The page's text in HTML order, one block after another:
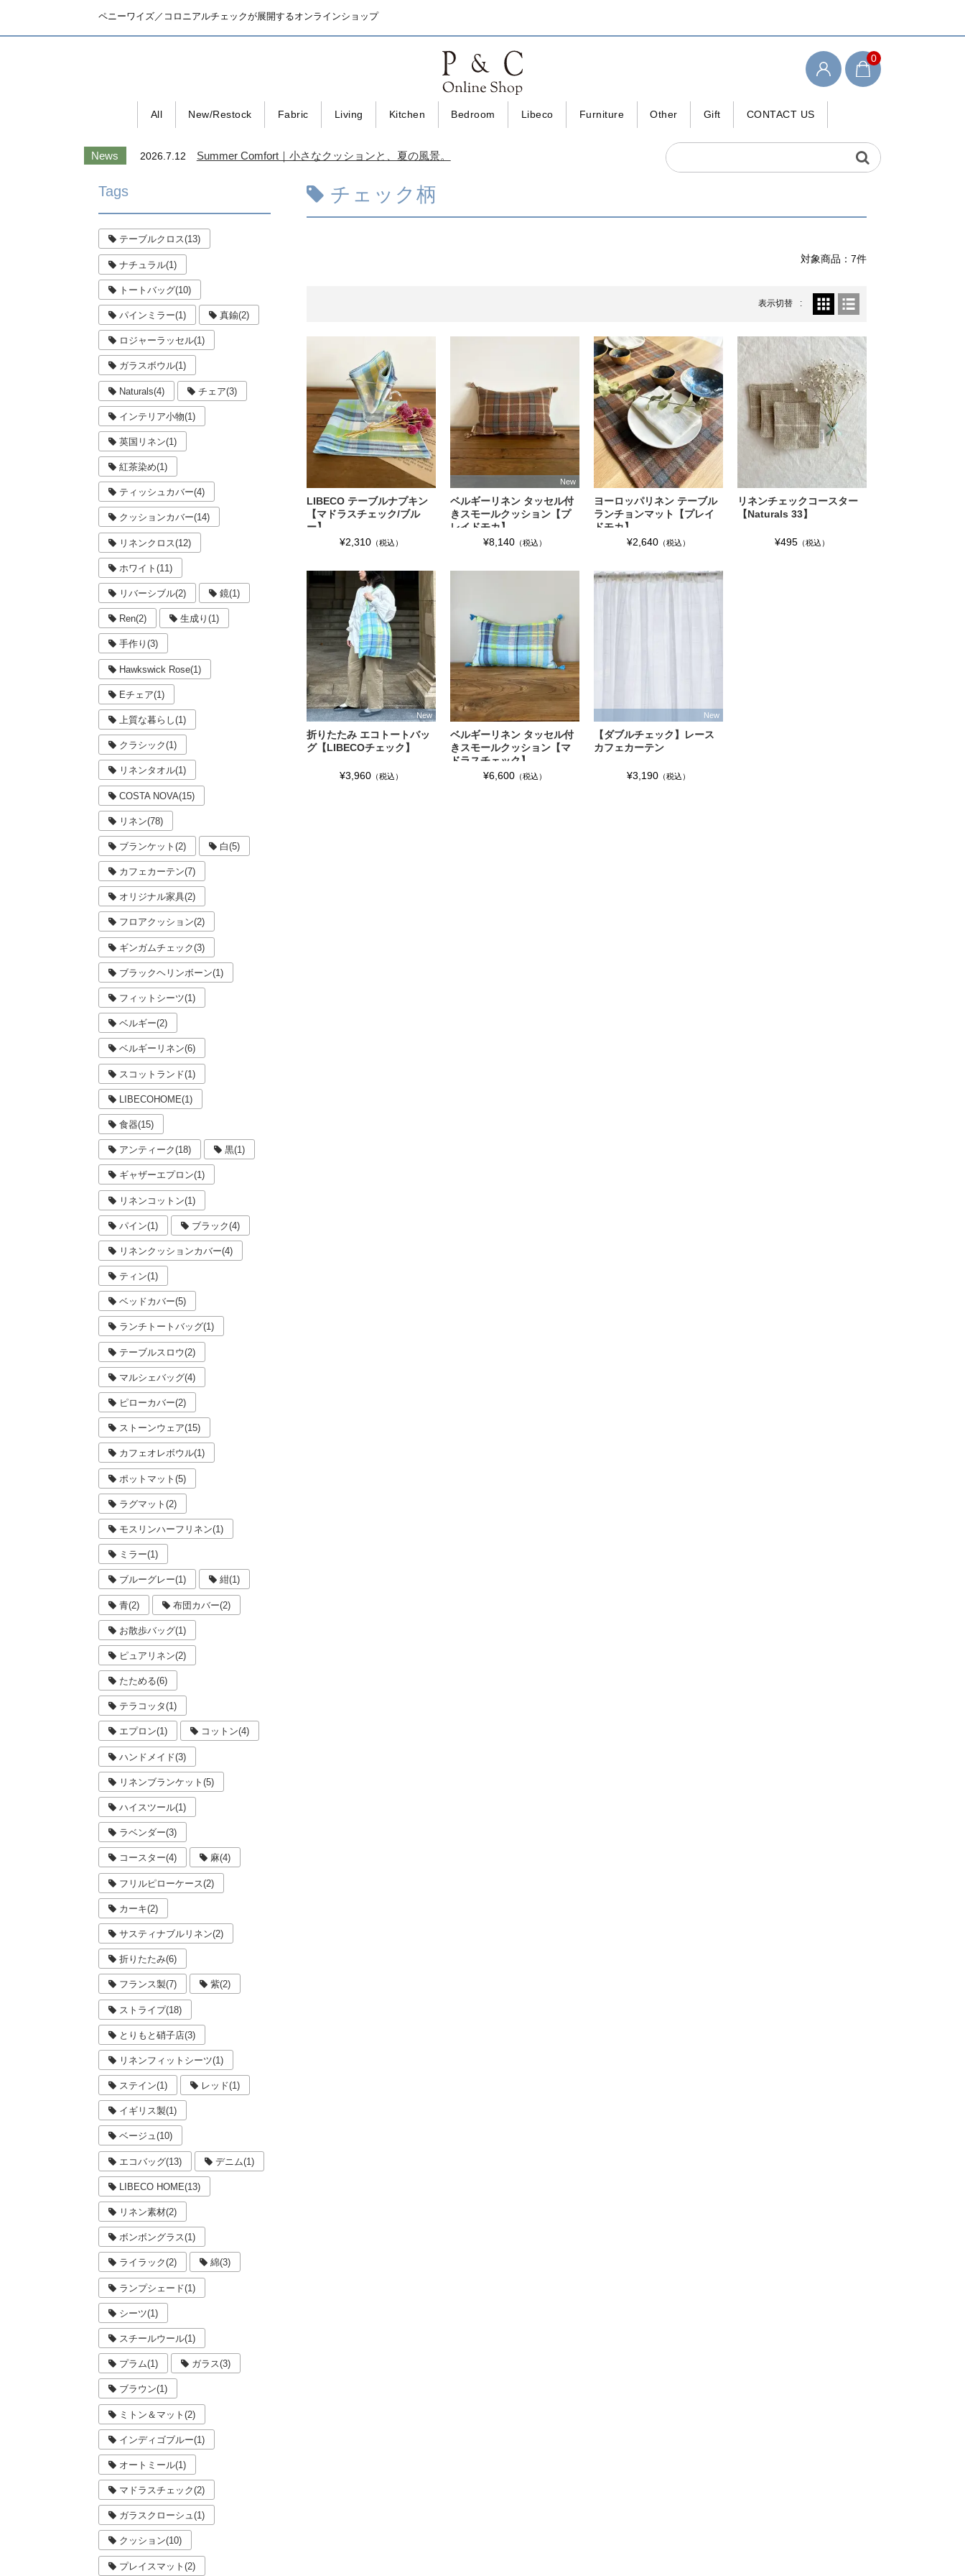
ペニーワイズ／コロニアルチェックが展開するオンラインショップ
0
All New/Restock Fabric Living Kitchen Bedroom Libeco Furniture Other Gift CONTACT US
検索キーワード
News 2026.7.12 Summer Comfort｜小さなクッションと、夏の風景。
チェック柄
対象商品：7件
表示切替
LIBECO テーブルナプキン
【マドラスチェック/ブル
ー】
¥2,310 （税込）
New
ベルギーリネン タッセル付
きスモールクッション【プ
レイドモカ】
¥8,140 （税込）
ヨーロッパリネン テーブル
ランチョンマット【プレイ
ドモカ】
¥2,640（税込）
リネンチェックコースター
【Naturals 33】
¥495（税込）
New
折りたたみ エコトートバッ
グ【LIBECOチェック】
¥3,960 （税込）
ベルギーリネン タッセル付
きスモールクッション【マ
ドラスチェック】
¥6,600 （税込）
New
【ダブルチェック】レース
カフェカーテン
¥3,190（税込）
Tags
テーブルクロス(13)
ナチュラル(1)
トートバッグ(10)
パインミラー(1) 真鍮(2)
ロジャーラッセル(1)
ガラスボウル(1)
Naturals(4) チェア(3)
インテリア小物(1)
英国リネン(1)
紅茶染め(1)
ティッシュカバー(4)
クッションカバー(14)
リネンクロス(12)
ホワイト(11)
リバーシブル(2) 鏡(1)
Ren(2) 生成り(1)
手作り(3)
Hawkswick Rose(1)
Eチェア(1)
上質な暮らし(1)
クラシック(1)
リネンタオル(1)
COSTA NOVA(15)
リネン(78)
ブランケット(2) 白(5)
カフェカーテン(7)
オリジナル家具(2)
フロアクッション(2)
ギンガムチェック(3)
ブラックヘリンボーン(1)
フィットシーツ(1)
ベルギー(2)
ベルギーリネン(6)
スコットランド(1)
LIBECOHOME(1)
食器(15)
アンティーク(18) 黒(1)
ギャザーエプロン(1)
リネンコットン(1)
パイン(1) ブラック(4)
リネンクッションカバー(4)
ティン(1)
ベッドカバー(5)
ランチトートバッグ(1)
テーブルスロウ(2)
マルシェバッグ(4)
ピローカバー(2)
ストーンウェア(15)
カフェオレボウル(1)
ポットマット(5)
ラグマット(2)
モスリンハーフリネン(1)
ミラー(1)
ブルーグレー(1) 紺(1)
青(2) 布団カバー(2)
お散歩バッグ(1)
ピュアリネン(2)
たためる(6)
テラコッタ(1)
エプロン(1) コットン(4)
ハンドメイド(3)
リネンブランケット(5)
ハイスツール(1)
ラベンダー(3)
コースター(4) 麻(4)
フリルピローケース(2)
カーキ(2)
サスティナブルリネン(2)
折りたたみ(6)
フランス製(7) 紫(2)
ストライプ(18)
とりもと硝子店(3)
リネンフィットシーツ(1)
ステイン(1) レッド(1)
イギリス製(1)
ベージュ(10)
エコバッグ(13) デニム(1)
LIBECO HOME(13)
リネン素材(2)
ボンボングラス(1)
ライラック(2) 綿(3)
ランプシェード(1)
シーツ(1)
スチールウール(1)
プラム(1) ガラス(3)
ブラウン(1)
ミトン＆マット(2)
インディゴブルー(1)
オートミール(1)
マドラスチェック(2)
ガラスクローシュ(1)
クッション(10)
プレイスマット(2)